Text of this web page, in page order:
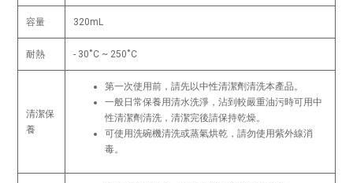
容量 320mL
耐熱 - 30˚C ~ 250˚C
清潔保
養
第一次使用前，請先以中性清潔劑清洗本產品。
一般日常保養用清水洗淨，沾到較嚴重油污時可用中
性清潔劑清洗，清潔完後請保持乾燥。
可使用洗碗機清洗或蒸氣烘乾，請勿使用紫外線消
毒。